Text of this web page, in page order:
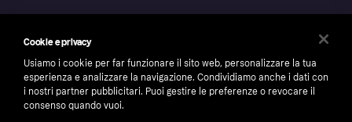
Cookie e privacy
Usiamo i cookie per far funzionare il sito web, personalizzare la tua
esperienza e analizzare la navigazione. Condividiamo anche i dati con
i nostri partner pubblicitari. Puoi gestire le preferenze o revocare il
consenso quando vuoi.